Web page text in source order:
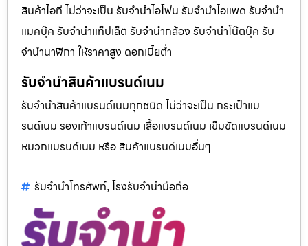
สินค้าไอที ไม่ว่าจะเป็น รับจำนำไอโฟน รับจำนำไอแพด รับจำนำ
แมคบุ๊ค รับจำนำแท็ปเล็ต รับจำนำกล้อง รับจำนำโน๊ตบุ๊ค รับ
จำนำนาฬิกา ให้ราคาสูง ดอกเบี้ยต่ำ
รับจำนำสินค้าแบรนด์เนม
รับจำนำสินค้าแบรนด์เนมทุกชนิด ไม่ว่าจะเป็น กระเป๋าแบ
รนด์เนม รองเท้าแบรนด์เนม เสื้อแบรนด์เนม เข็มขัดแบรนด์เนม
หมวกแบรนด์เนม หรือ สินค้าแบรนด์เนมอื่นๆ
รับจำนำโทรศัพท์, โรงรับจำนำมือถือ